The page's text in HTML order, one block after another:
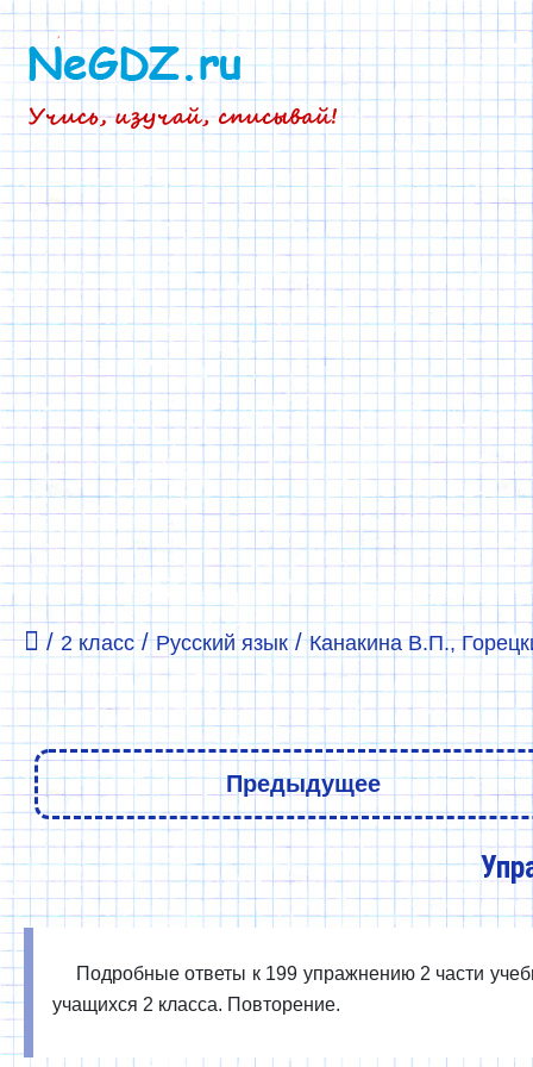
/ 2 класс/Русский язык/Канакина В.П.,
Предыдущее
Подробные ответы к 199 упражнению 2 части
учащихся 2 класса. Повторение.